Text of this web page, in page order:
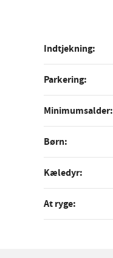
Indtjekning:
Parkering:
Minimumsalder:
Børn:
Kæledyr:
At ryge: